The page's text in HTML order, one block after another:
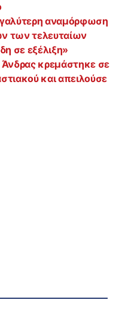
αναμόρφωση
των τελευταίων
σε εξέλιξη»
κρεμάστηκε σε
και απειλούσε